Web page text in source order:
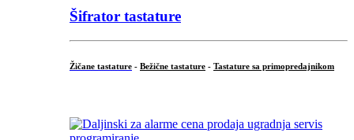
Šifrator tastature
Žičane tastature - Bežične tastature - Tastature sa primopredajnikom